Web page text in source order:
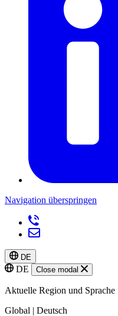
Navigation überspringen
DE
DE Close modal
Aktuelle Region und Sprache
Global | Deutsch